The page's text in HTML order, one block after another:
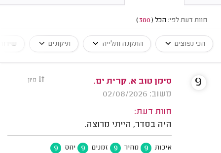
חוות דעת לפי: הכל (
380
)
הכי נפוצים התקנה ותלייה תיקונים
מיון
סימן טוב א. קרית ים.
משוב: 02/08/2026
חוות דעת:
היה בסדר, הייתי מרוצה.
איכות 9 מחיר 9 זמנים 9 יחס 9
9